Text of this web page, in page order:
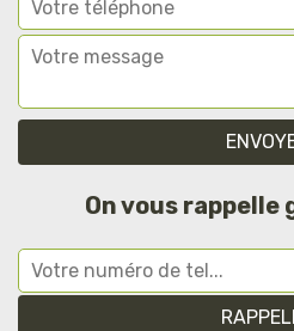
On vous